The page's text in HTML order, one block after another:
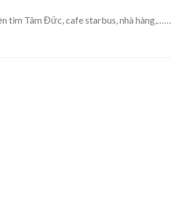
tim Tâm Đức, cafe starbus, nhà hàng,……